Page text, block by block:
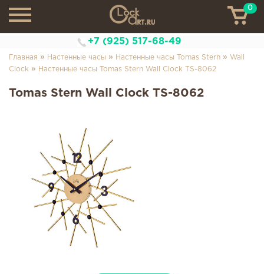
+7 (925) 517-68-49
ТН
0
Главная » Настенные часы » Настенные часы Tomas Stern » Wall
Clock » Настенные часы Tomas Stern Wall Clock TS-8062
Tomas Stern Wall Clock TS-8062